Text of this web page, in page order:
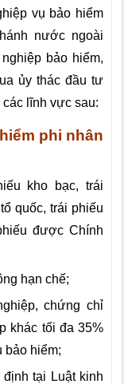
vụ bảo hiểm
nước ngoài
bảo hiểm,
ủy thác đầu tư
các lĩnh vực sau:
phi nhân
kho bạc, trái
quốc, trái phiếu
được Chính
hạn chế;
chứng chỉ
khác tối đa 35%
bảo hiểm;
tại Luật kinh